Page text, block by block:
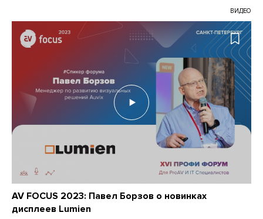
ВИДЕО
AV FOCUS 2023: Павел Борзов о новинках
дисплеев Lumien